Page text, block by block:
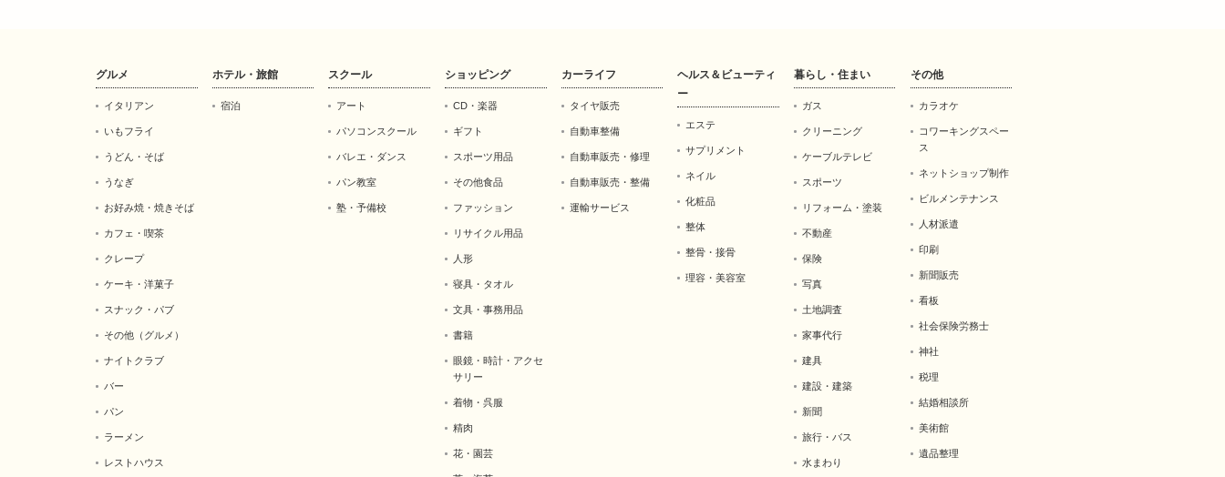
グルメ
イタリアン
いもフライ
うどん・そば
うなぎ
お好み焼・焼きそば
カフェ・喫茶
クレープ
ケーキ・洋菓子
スナック・パブ
その他（グルメ）
ナイトクラブ
バー
パン
ラーメン
レストハウス
ホテル・旅館
宿泊
スクール
アート
パソコンスクール
バレエ・ダンス
パン教室
塾・予備校
ショッピング
CD・楽器
ギフト
スポーツ用品
その他食品
ファッション
リサイクル用品
人形
寝具・タオル
文具・事務用品
書籍
眼鏡・時計・アクセ
サリー
着物・呉服
精肉
花・園芸
カーライフ
タイヤ販売
自動車整備
自動車販売・修理
自動車販売・整備
運輸サービス
ヘルス＆ビューティ
ー
エステ
サプリメント
ネイル
化粧品
整体
整骨・接骨
理容・美容室
暮らし・住まい
ガス
クリーニング
ケーブルテレビ
スポーツ
リフォーム・塗装
不動産
保険
写真
土地調査
家事代行
建具
建設・建築
新聞
旅行・バス
水まわり
その他
カラオケ
コワーキングスペー
ス
ネットショップ制作
ビルメンテナンス
人材派遣
印刷
新聞販売
看板
社会保険労務士
神社
税理
結婚相談所
美術館
遺品整理